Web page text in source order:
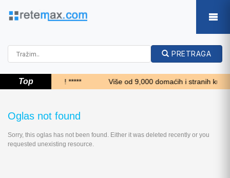
PRETRAGA
Top
***** Top 24 sata!!! ***** Više od 9,000 domaćih i stranih
Oglas not found
Sorry, this oglas has not been found. Either it was deleted recently or you
requested unexisting resource.